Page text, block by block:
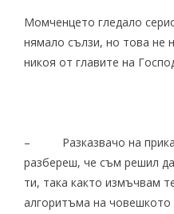
Момченцето гледало
нямало сълзи, но това не
никоя от главите на
– Разказвачо на
разбереш, че съм решил
ти, така както измъчвам
алгоритъма на човешкото